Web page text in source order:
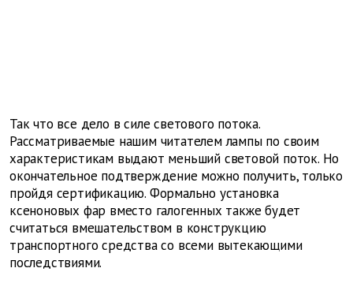
Так что все дело в силе светового потока.
Рассматриваемые нашим читателем лампы по своим
характеристикам выдают меньший световой поток. Но
окончательное подтверждение можно получить, только
пройдя сертификацию. Формально установка
ксеноновых фар вместо галогенных также будет
считаться вмешательством в конструкцию
транспортного средства со всеми вытекающими
последствиями.